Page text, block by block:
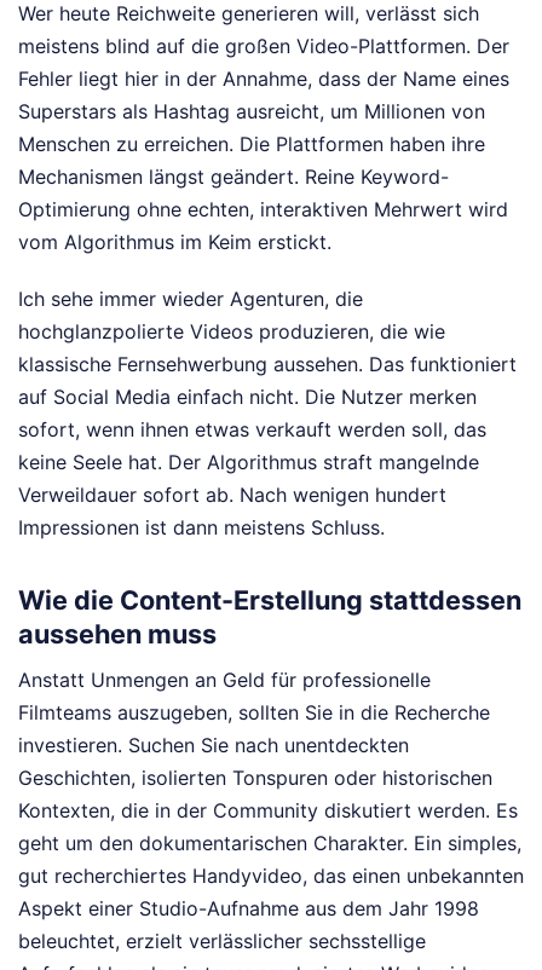
Wer heute Reichweite generieren will, verlässt sich
meistens blind auf die großen Video-Plattformen. Der
Fehler liegt hier in der Annahme, dass der Name eines
Superstars als Hashtag ausreicht, um Millionen von
Menschen zu erreichen. Die Plattformen haben ihre
Mechanismen längst geändert. Reine Keyword-
Optimierung ohne echten, interaktiven Mehrwert wird
vom Algorithmus im Keim erstickt.
Ich sehe immer wieder Agenturen, die
hochglanzpolierte Videos produzieren, die wie
klassische Fernsehwerbung aussehen. Das funktioniert
auf Social Media einfach nicht. Die Nutzer merken
sofort, wenn ihnen etwas verkauft werden soll, das
keine Seele hat. Der Algorithmus straft mangelnde
Verweildauer sofort ab. Nach wenigen hundert
Impressionen ist dann meistens Schluss.
Wie die Content-Erstellung stattdessen
aussehen muss
Anstatt Unmengen an Geld für professionelle
Filmteams auszugeben, sollten Sie in die Recherche
investieren. Suchen Sie nach unentdeckten
Geschichten, isolierten Tonspuren oder historischen
Kontexten, die in der Community diskutiert werden. Es
geht um den dokumentarischen Charakter. Ein simples,
gut recherchiertes Handyvideo, das einen unbekannten
Aspekt einer Studio-Aufnahme aus dem Jahr 1998
beleuchtet, erzielt verlässlicher sechsstellige